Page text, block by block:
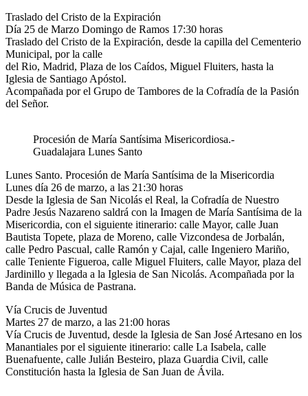
Traslado del Cristo de la Expiración
Día 25 de Marzo Domingo de Ramos 17:30 horas
Traslado del Cristo de la Expiración, desde la capilla del Cementerio
Municipal, por la calle
del Rio, Madrid, Plaza de los Caídos, Miguel Fluiters, hasta la
Iglesia de Santiago Apóstol.
Acompañada por el Grupo de Tambores de la Cofradía de la Pasión
del Señor.
Procesión de María Santísima Misericordiosa.-
Guadalajara Lunes Santo
Lunes Santo. Procesión de María Santísima de la Misericordia
Lunes día 26 de marzo, a las 21:30 horas
Desde la Iglesia de San Nicolás el Real, la Cofradía de Nuestro
Padre Jesús Nazareno saldrá con la Imagen de María Santísima de la
Misericordia, con el siguiente itinerario: calle Mayor, calle Juan
Bautista Topete, plaza de Moreno, calle Vizcondesa de Jorbalán,
calle Pedro Pascual, calle Ramón y Cajal, calle Ingeniero Mariño,
calle Teniente Figueroa, calle Miguel Fluiters, calle Mayor, plaza del
Jardinillo y llegada a la Iglesia de San Nicolás. Acompañada por la
Banda de Música de Pastrana.
Vía Crucis de Juventud
Martes 27 de marzo, a las 21:00 horas
Vía Crucis de Juventud, desde la Iglesia de San José Artesano en los
Manantiales por el siguiente itinerario: calle La Isabela, calle
Buenafuente, calle Julián Besteiro, plaza Guardia Civil, calle
Constitución hasta la Iglesia de San Juan de Ávila.